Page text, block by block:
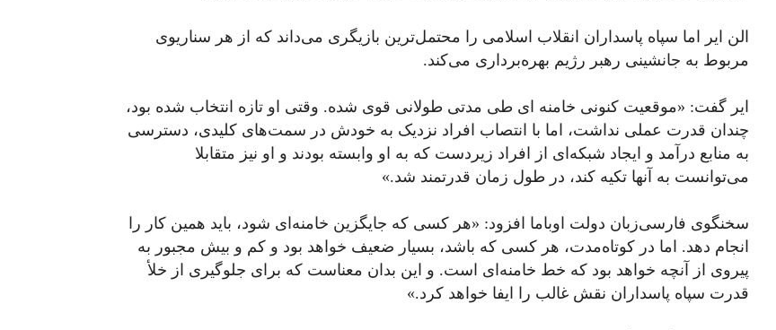
الن ایر اما سپاه پاسداران انقلاب اسلامی را محتمل‌ترین بازیگری می‌داند که از هر سناریوی
مربوط به جانشینی رهبر رژیم بهره‌برداری می‌کند.
ایر گفت: «موقعیت کنونی خامنه‌ ای طی مدتی طولانی قوی شده. وقتی او تازه انتخاب شده بود،
چندان قدرت عملی نداشت، اما با انتصاب افراد نزدیک به خودش در سمت‌های کلیدی، دسترسی
به منابع درآمد و ایجاد شبکه‌ای از افراد زیردست که به او وابسته بودند و او نیز متقابلا
می‌توانست به آنها تکیه کند، در طول زمان قدرتمند شد.»
سخنگوی فارسی‌زبان دولت اوباما افزود: «هر کسی که جایگزین خامنه‌ای شود، باید همین کار را
انجام دهد. اما در کوتاه‌مدت، هر کسی که باشد، بسیار ضعیف خواهد بود و کم و بیش مجبور به
پیروی از آنچه خواهد بود که خط خامنه‌ای است. و این بدان معناست که برای جلوگیری از خلأ
قدرت سپاه پاسداران نقش غالب را ایفا خواهد کرد.»